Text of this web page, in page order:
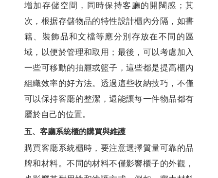
增加存儲空間，同時保持客廳的開闊感；其
次，根据存儲物品的特性設計櫃內分隔，如書
籍、裝飾品和文檔等應分別存放在不同的區
域，以便於管理和取用；最後，可以考慮加入
一些可移動的抽屜或籃子，這些都是提高櫃內
組織效率的好方法。透過這些收納技巧，不僅
可以保持客廳的整潔，還能讓每一件物品都有
屬於自己的位置。
五、客廳系統櫃的購買與維護
購買客廳系統櫃時，要注意選擇質量可靠的品
牌和材料。不同的材料不僅影響櫃子的外觀，